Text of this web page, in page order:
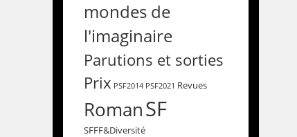
mondes de
l'imaginaire
Parutions et sorties
Prix PSF2014 PSF2021 Revues
RomanSF
SFFF&Diversité